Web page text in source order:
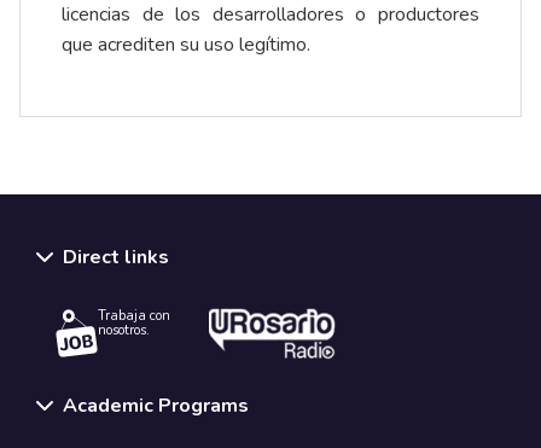
licencias de los desarrolladores o productores
que acrediten su uso legítimo.
Direct links
Trabaja con
nosotros.
Academic Programs